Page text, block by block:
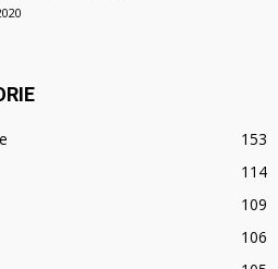
153
114
109
106